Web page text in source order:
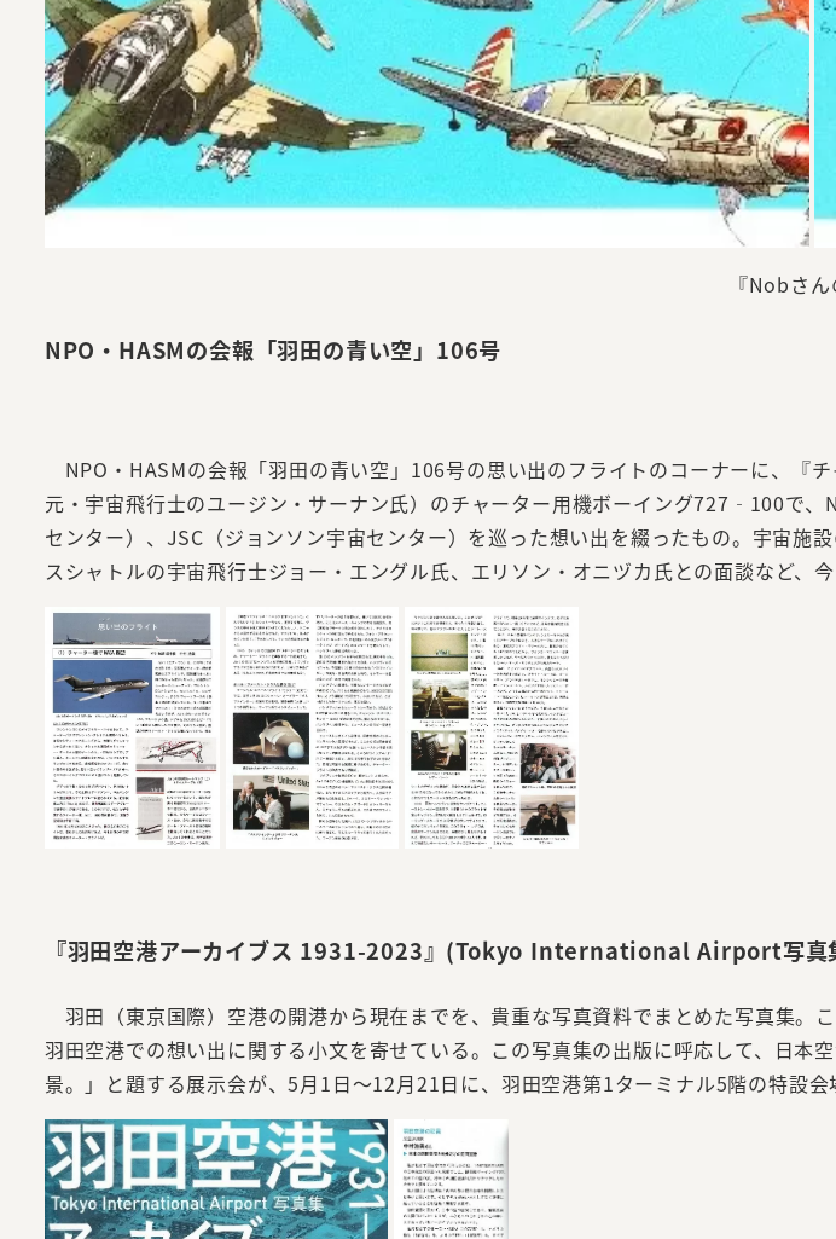
『Nobさ
NPO・HASMの会報「羽田の青い空」106号
NPO・HASMの会報「羽田の青い空」106号の思い出のフライトのコーナーに、『
元・宇宙飛行士のユージン・サーナン氏）のチャーター用機ボーイング727‐100で
センター）、JSC（ジョンソン宇宙センター）を巡った想い出を綴ったもの。宇宙施
スシャトルの宇宙飛行士ジョー・エングル氏、エリソン・オニヅカ氏との面談など、
『羽田空港アーカイブス 1931-2023』(Tokyo International Airport写真
羽田（東京国際）空港の開港から現在までを、貴重な写真資料でまとめた写真集
羽田空港での想い出に関する小文を寄せている。この写真集の出版に呼応して、日
景。」と題する展示会が、5月1日～12月21日に、羽田空港第1ターミナル5階の特設